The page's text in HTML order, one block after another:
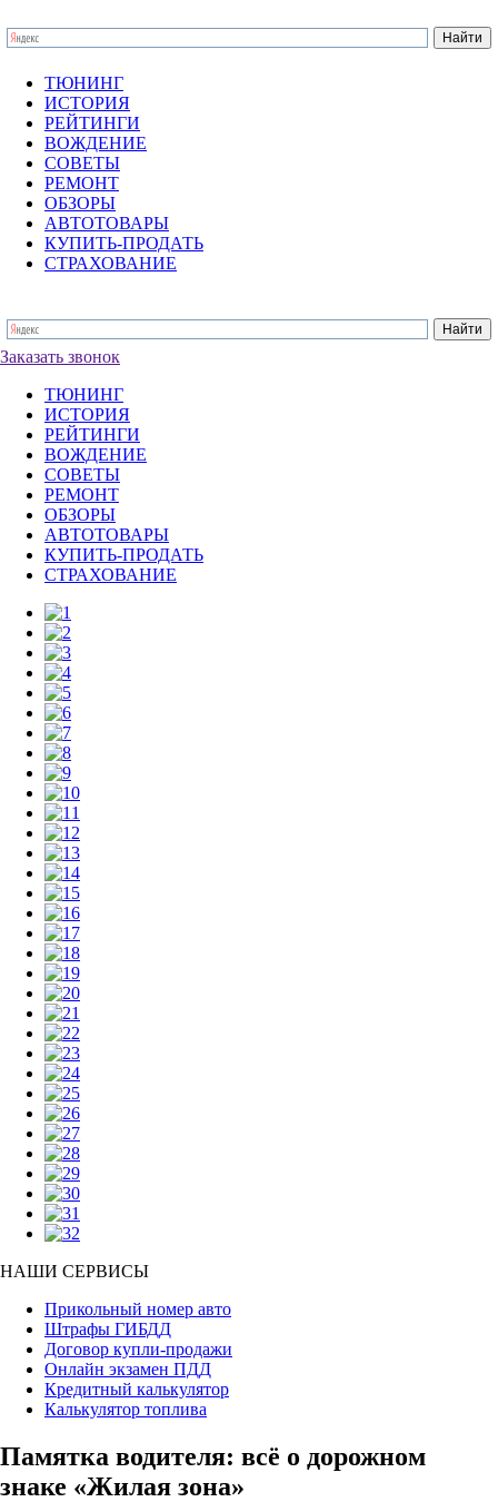
ТЮНИНГ
ИСТОРИЯ
РЕЙТИНГИ
ВОЖДЕНИЕ
СОВЕТЫ
РЕМОНТ
ОБЗОРЫ
АВТОТОВАРЫ
КУПИТЬ-ПРОДАТЬ
СТРАХОВАНИЕ
Заказать звонок
ТЮНИНГ
ИСТОРИЯ
РЕЙТИНГИ
ВОЖДЕНИЕ
СОВЕТЫ
РЕМОНТ
ОБЗОРЫ
АВТОТОВАРЫ
КУПИТЬ-ПРОДАТЬ
СТРАХОВАНИЕ
НАШИ СЕРВИСЫ
Прикольный номер авто
Штрафы ГИБДД
Договор купли-продажи
Онлайн экзамен ПДД
Кредитный калькулятор
Калькулятор топлива
Памятка водителя: всё о дорожном
знаке «Жилая зона»